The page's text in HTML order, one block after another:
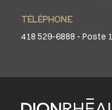
TÉLÉPHONE
418 529-6888 - Poste